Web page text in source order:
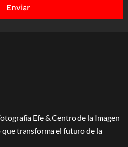
Enviar
Efe & Centro de la Imagen
transforma el futuro de la